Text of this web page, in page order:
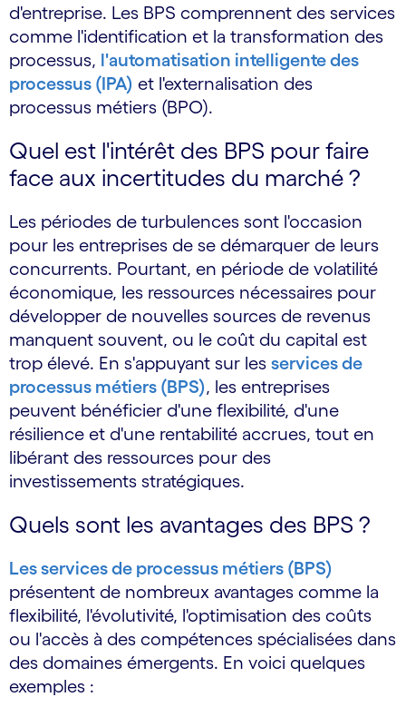
d'entreprise. Les BPS comprennent des services
comme l'identification et la transformation des
processus, l'automatisation intelligente des
processus (IPA) et l'externalisation des
processus métiers (BPO).
Quel est l'intérêt des BPS pour faire
face aux incertitudes du marché ?
Les périodes de turbulences sont l'occasion
pour les entreprises de se démarquer de leurs
concurrents. Pourtant, en période de volatilité
économique, les ressources nécessaires pour
développer de nouvelles sources de revenus
manquent souvent, ou le coût du capital est
trop élevé. En s'appuyant sur les services de
processus métiers (BPS), les entreprises
peuvent bénéficier d'une flexibilité, d'une
résilience et d'une rentabilité accrues, tout en
libérant des ressources pour des
investissements stratégiques.
Quels sont les avantages des BPS ?
Les services de processus métiers (BPS)
présentent de nombreux avantages comme la
flexibilité, l'évolutivité, l'optimisation des coûts
ou l'accès à des compétences spécialisées dans
des domaines émergents. En voici quelques
exemples :